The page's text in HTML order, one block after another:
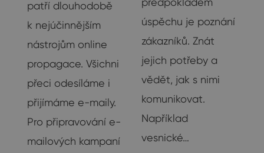
patří dlouhodobě
k nejúčinnějším
nástrojům online
propagace. Všichni
přeci odesíláme i
přijímáme e-maily.
Pro připravování e-
mailových kampaní
úspěchu je poznání
zákazníků. Znát
jejich potřeby a
vědět, jak s nimi
komunikovat.
Například
vesnické…